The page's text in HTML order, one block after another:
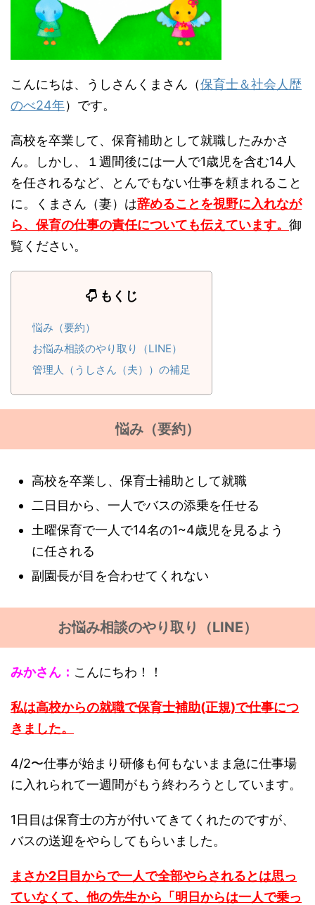
こんにちは、うしさんくまさん（保育士＆社会人歴
のべ24年）です。
高校を卒業して、保育補助として就職したみかさ
ん。しかし、１週間後には一人で1歳児を含む14人
を任されるなど、とんでもない仕事を頼まれること
に。くまさん（妻）は辞めることを視野に入れなが
ら、保育の仕事の責任についても伝えています。 御
覧ください。
もくじ
悩み（要約）
お悩み相談のやり取り（LINE）
管理人（うしさん（夫））の補足
悩み（要約）
高校を卒業し、保育士補助として就職
二日目から、一人でバスの添乗を任せる
土曜保育で一人で14名の1~4歳児を見るよう
に任される
副園長が目を合わせてくれない
お悩み相談のやり取り（LINE）
みかさん： こんにちわ！！
私は高校からの就職で保育士補助(正規)で仕事につ
きました。
4/2〜仕事が始まり研修も何もないまま急に仕事場
に入れられて一週間がもう終わろうとしています。
1日目は保育士の方が付いてきてくれたのですが、
バスの送迎をやらしてもらいました。
まさか2日目からで一人で全部やらされるとは思っ
ていなくて、他の先生から「明日からは一人で乗っ